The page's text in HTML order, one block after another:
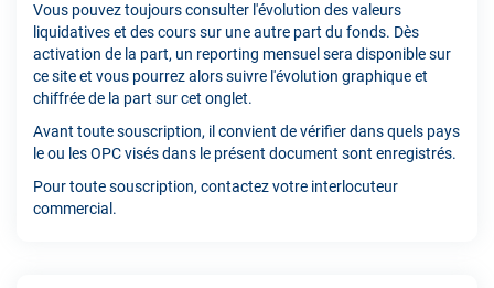
Vous pouvez toujours consulter l'évolution des valeurs
liquidatives et des cours sur une autre part du fonds. Dès
activation de la part, un reporting mensuel sera disponible sur
ce site et vous pourrez alors suivre l'évolution graphique et
chiffrée de la part sur cet onglet.
Avant toute souscription, il convient de vérifier dans quels pays
le ou les OPC visés dans le présent document sont enregistrés.
Pour toute souscription, contactez votre interlocuteur
commercial.